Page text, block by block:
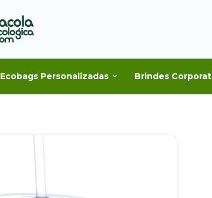
Ecobags Personalizadas Brindes